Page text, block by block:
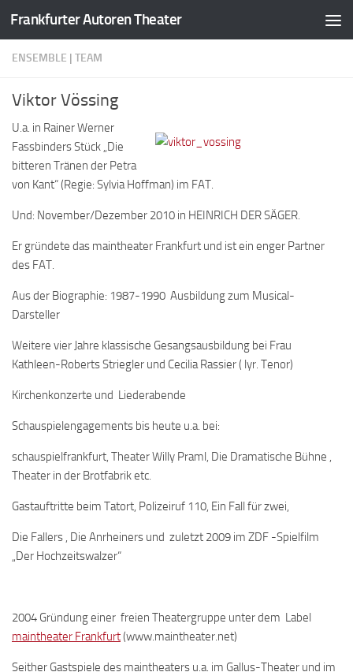
Zum Inhalt springen
Frankfurter Autoren Theater
ENSEMBLE | TEAM
Viktor Vössing
U.a. in Rainer Werner
Fassbinders Stück „Die
bitteren Tränen der Petra
von Kant“ (Regie: Sylvia Hoffman) im FAT.
Und: November/Dezember 2010 in HEINRICH DER SÄGER.
Er gründete das maintheater Frankfurt und ist ein enger Partner
des FAT.
Aus der Biographie: 1987-1990 Ausbildung zum Musical-
Darsteller
Weitere vier Jahre klassische Gesangsausbildung bei Frau
Kathleen-Roberts Striegler und Cecilia Rassier ( lyr. Tenor)
Kirchenkonzerte und Liederabende
Schauspielengagements bis heute u.a. bei:
schauspielfrankfurt, Theater Willy Praml, Die Dramatische Bühne ,
Theater in der Brotfabrik etc.
Gastauftritte beim Tatort, Polizeiruf 110, Ein Fall für zwei,
Die Fallers , Die Anrheiners und zuletzt 2009 im ZDF -Spielfilm
„Der Hochzeitswalzer“
2004 Gründung einer freien Theatergruppe unter dem Label
maintheater Frankfurt(www.maintheater.net)
Seither Gastspiele des maintheaters u.a. im Gallus-Theater und im